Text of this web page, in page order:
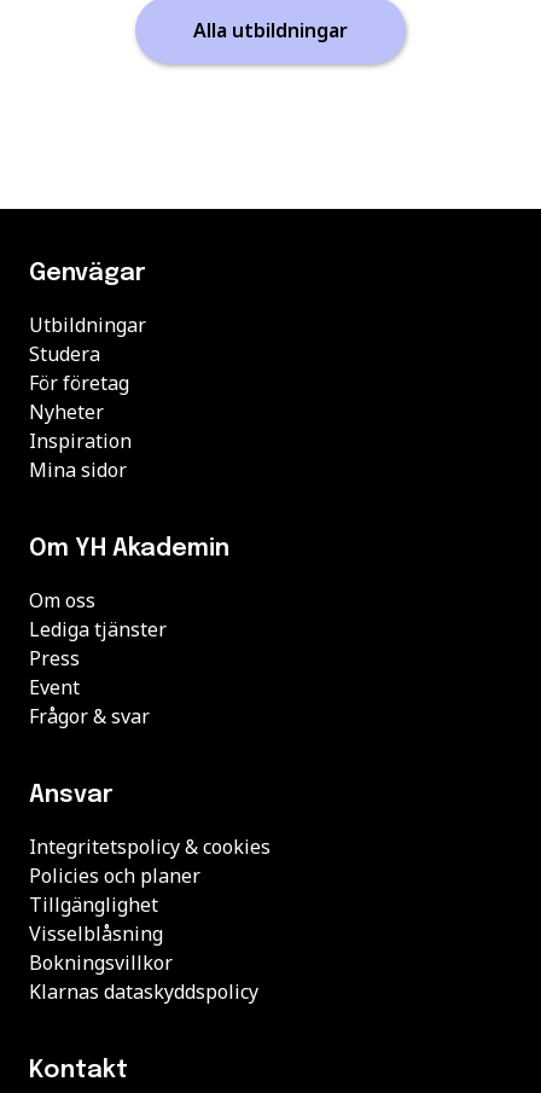
Alla utbildningar
Genvägar
Utbildningar
Studera
För företag
Nyheter
Inspiration
Mina sidor
Om YH Akademin
Om oss
Lediga tjänster
Press
Event
Frågor & svar
Ansvar
Integritetspolicy & cookies
Policies och planer
Tillgänglighet
Visselblåsning
Bokningsvillkor
Klarnas dataskyddspolicy
Kontakt